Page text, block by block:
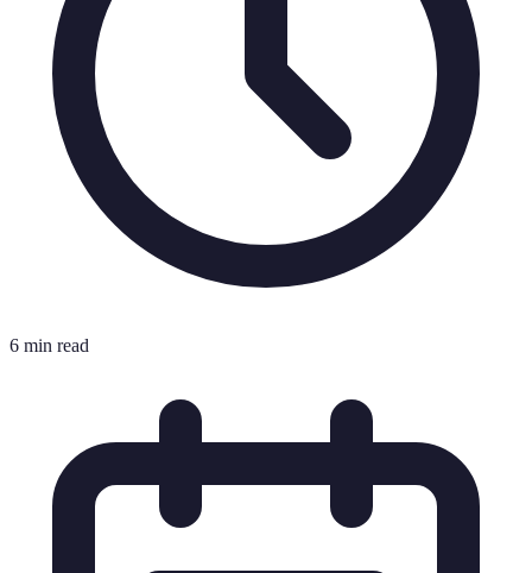
6 min read